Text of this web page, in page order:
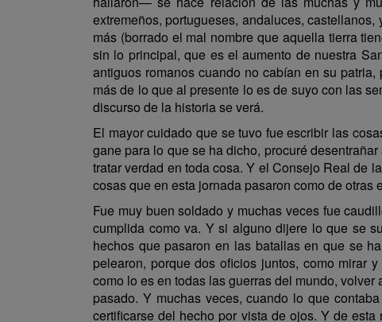
extremeños, portugueses, andaluces,
más (borrado el mal nombre que aquella tierra
sin lo principal, que es el aumento de nuestra
antiguos romanos cuando no cabían en su
más de lo que al presente lo es de suyo con las
discurso de la historia se verá.
El mayor cuidado que se tuvo fue escribir las
gane para lo que se ha dicho, procuré
tratar verdad en toda cosa. Y el Consejo Real de
cosas que en esta jornada pasaron como de otras
Fue muy buen soldado y muchas veces fue
cumplida como va. Y si alguno dijere lo que se
hechos que pasaron en las batallas en que se
pelearon, porque dos oficios juntos, como mirar
como lo es en todas las guerras del mundo,
pasado. Y muchas veces, cuando lo que
certificarse del hecho por vista de ojos. Y de